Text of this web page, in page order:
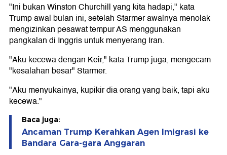
"Ini bukan Winston Churchill yang kita hadapi," kata
Trump awal bulan ini, setelah Starmer awalnya menolak
mengizinkan pesawat tempur AS menggunakan
pangkalan di Inggris untuk menyerang Iran.
"Aku kecewa dengan Keir," kata Trump juga, mengecam
"kesalahan besar" Starmer.
"Aku menyukainya, kupikir dia orang yang baik, tapi aku
kecewa."
Baca juga:
Ancaman Trump Kerahkan Agen Imigrasi ke
Bandara Gara-gara Anggaran